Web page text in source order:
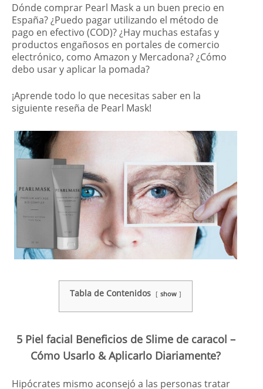
Dónde comprar Pearl Mask a un buen precio en
España? ¿Puedo pagar utilizando el método de
pago en efectivo (COD)? ¿Hay muchas estafas y
productos engañosos en portales de comercio
electrónico, como Amazon y Mercadona? ¿Cómo
debo usar y aplicar la pomada?
¡Aprende todo lo que necesitas saber en la
siguiente reseña de Pearl Mask!
Tabla de Contenidos show
5 Piel facial Beneficios de Slime de caracol –
Cómo Usarlo & Aplicarlo Diariamente?
Hipócrates mismo aconsejó a las personas tratar